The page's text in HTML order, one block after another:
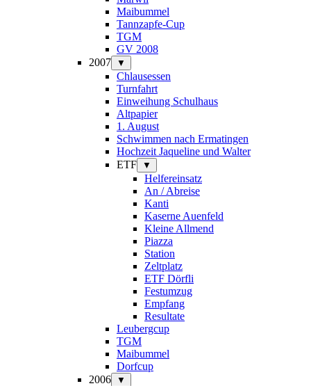
Maibummel
Tannzapfe-Cup
TGM
GV 2008
2007
▼
Chlausessen
Turnfahrt
Einweihung Schulhaus
Altpapier
1. August
Schwimmen nach Ermatingen
Hochzeit Jaqueline und Walter
ETF
▼
Helfereinsatz
An / Abreise
Kanti
Kaserne Auenfeld
Kleine Allmend
Piazza
Station
Zeltplatz
ETF Dörfli
Festumzug
Empfang
Resultate
Leubergcup
TGM
Maibummel
Dorfcup
2006
▼